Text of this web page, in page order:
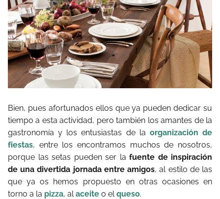
Bien, pues afortunados ellos que ya pueden dedicar su
tiempo a esta actividad, pero también los amantes de la
gastronomía y los entusiastas de la organización de
fiestas, entre los encontramos muchos de nosotros,
porque las setas pueden ser la fuente de inspiración
de una divertida jornada entre amigos, al estilo de las
que ya os hemos propuesto en otras ocasiones en
torno a la pizza, al aceite o el queso.